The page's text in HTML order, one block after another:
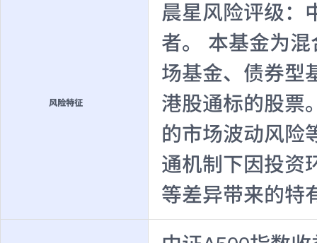
风险特征
晨星风险评级：
者。 本基金为
场基金、债券型
港股通标的股票
的市场波动风险
通机制下因投资
等差异带来的特